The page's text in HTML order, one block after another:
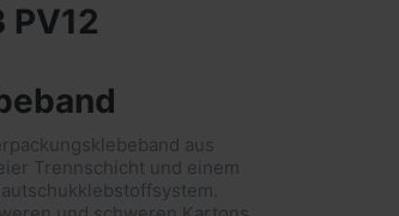
aus
Trennschicht und einem